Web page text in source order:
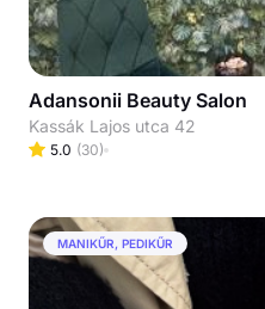
Adansonii Beauty Salon
Kassák Lajos utca 42
5.0 (30)
MANIKŰR, PEDIKŰR